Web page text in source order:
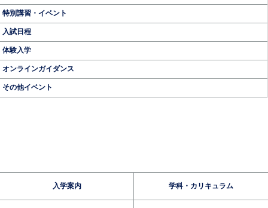
特別講習・イベント
入試日程
体験入学
オンラインガイダンス
その他イベント
入学案内 学科・カリキュラム